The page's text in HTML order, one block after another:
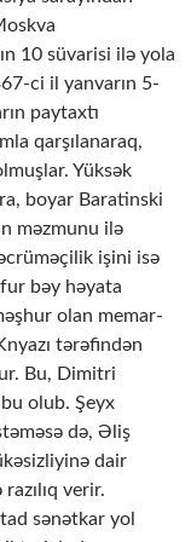
10 süvarisi ilə yola
ci il yanvarın 5-
paytaxtı
qarşılanaraq,
Yüksək
boyar Baratinski
məzmunu ilə
işini isə
bəy həyata
olan memar-
tərəfindən
Bu, Dimitri
olub. Şeyx
də, Əliş
dair
verir.
sənətkar yol